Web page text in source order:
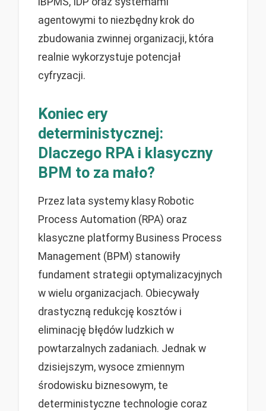
agentowymi to niezbędny krok do
zbudowania zwinnej organizacji, która
realnie wykorzystuje potencjał
cyfryzacji.
Koniec ery
deterministycznej:
Dlaczego RPA i klasyczny
BPM to za mało?
Przez lata systemy klasy Robotic
Process Automation (RPA) oraz
klasyczne platformy Business Process
Management (BPM) stanowiły
fundament strategii optymalizacyjnych
w wielu organizacjach. Obiecywały
drastyczną redukcję kosztów i
eliminację błędów ludzkich w
powtarzalnych zadaniach. Jednak w
dzisiejszym, wysoce zmiennym
środowisku biznesowym, te
deterministyczne technologie coraz